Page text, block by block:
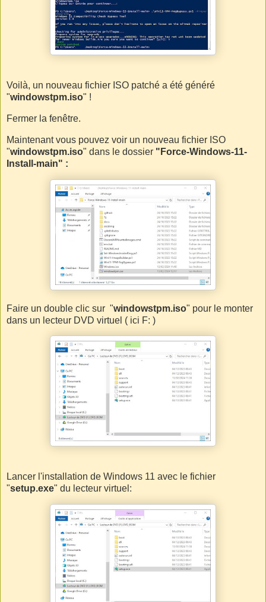
Voilà, un nouveau fichier ISO patché a été généré
"windowstpm.iso" !
Fermer la fenêtre.
Maintenant vous pouvez voir un nouveau fichier ISO
"windowstpm.iso" dans le dossier "Force-Windows-11-
Install-main" :
Faire un double clic sur "windowstpm.iso" pour le monter
dans un lecteur DVD virtuel ( ici F: )
Lancer l'installation de Windows 11 avec le fichier
"setup.exe" du lecteur virtuel: